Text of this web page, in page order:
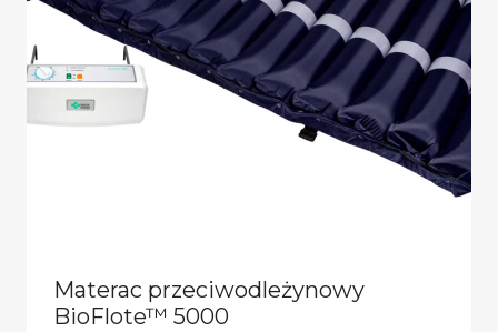
Materac przeciwodleżynowy
BioFlote™ 5000